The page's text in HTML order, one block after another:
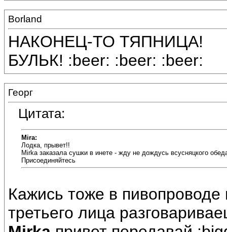
Borland
НАКОНЕЦ-ТО ТЯПНИЦА!
БУЛЬК! :beer: :beer: :beer:
Георг
Цитата:
Mira:
Лодка, прывет!!
Mirka заказала сушки в инете - жду не дождусь всусняцкого
Присоединяйтесь
Кажись тоже в
третьего лица